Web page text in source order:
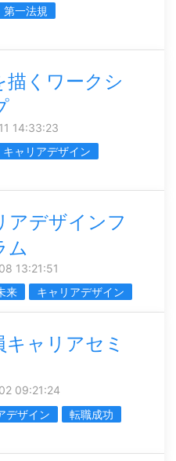
第一法規
描くワークシ
14:33:23
キャリアデザイン
アデザインフ
ム
13:21:51
来 キャリアデザイン
キャリアセミ
09:21:24
デザイン
転職成功